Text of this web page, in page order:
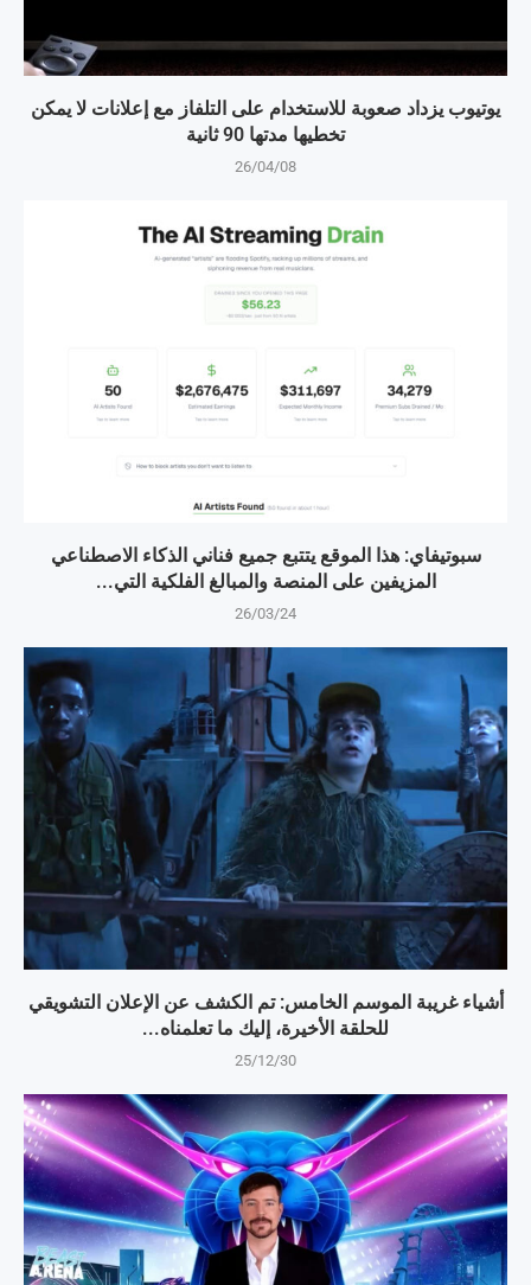
يوتيوب يزداد صعوبة للاستخدام على التلفاز مع إعلانات لا يمكن
تخطيها مدتها 90 ثانية
26/04/08
سبوتيفاي: هذا الموقع يتتبع جميع فناني الذكاء الاصطناعي
المزيفين على المنصة والمبالغ الفلكية التي...
26/03/24
أشياء غريبة الموسم الخامس: تم الكشف عن الإعلان التشويقي
للحلقة الأخيرة، إليك ما تعلمناه...
25/12/30